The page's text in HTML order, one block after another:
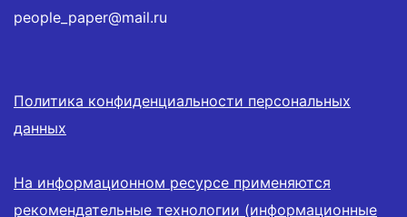
people_paper@mail.ru
Политика конфиденциальности персональных
данных
На информационном ресурсе применяются
рекомендательные технологии (информационные